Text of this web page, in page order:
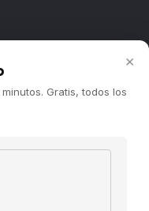
×
Gratis, todos los